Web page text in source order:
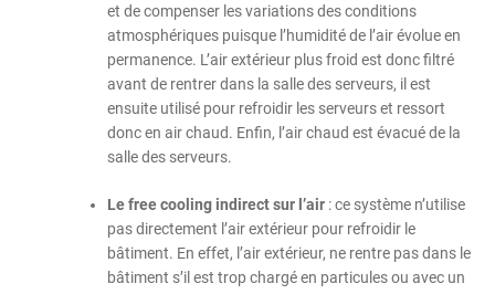
et de compenser les variations des conditions
atmosphériques puisque l’humidité de l’air évolue en
permanence. L’air extérieur plus froid est donc filtré
avant de rentrer dans la salle des serveurs, il est
ensuite utilisé pour refroidir les serveurs et ressort
donc en air chaud. Enfin, l’air chaud est évacué de la
salle des serveurs.
Le free cooling indirect sur l’air : ce système n’utilise
pas directement l’air extérieur pour refroidir le
bâtiment. En effet, l’air extérieur, ne rentre pas dans le
bâtiment s’il est trop chargé en particules ou avec un